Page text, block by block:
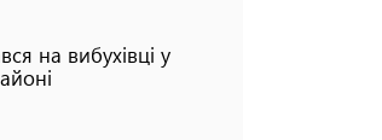
на вибухівці у